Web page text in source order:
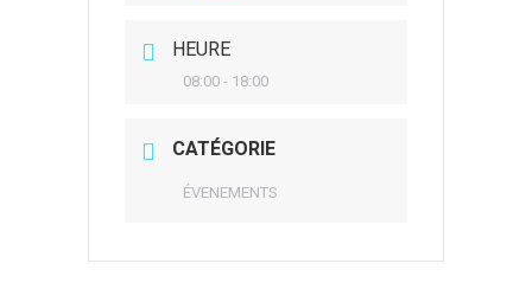
HEURE
08:00 - 18:00
CATÉGORIE
ÉVENEMENTS